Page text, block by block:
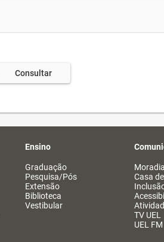
Consultar
Ensino
Graduação
Pesquisa/Pós
Extensão
Biblioteca
Vestibular
Casa
TV UEL
UEL FM